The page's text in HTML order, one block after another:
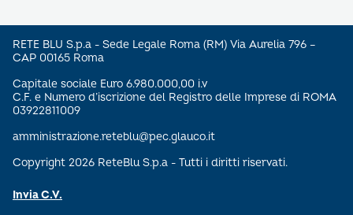
RETE BLU S.p.a - Sede Legale Roma (RM) Via Aurelia 796 –
CAP 00165 Roma
Capitale sociale Euro 6.980.000,00 i.v
C.F. e Numero d’iscrizione del Registro delle Imprese di ROMA
03922811009
amministrazione.reteblu@pec.glauco.it
Copyright 2026 ReteBlu S.p.a - Tutti i diritti riservati.
Invia C.V.